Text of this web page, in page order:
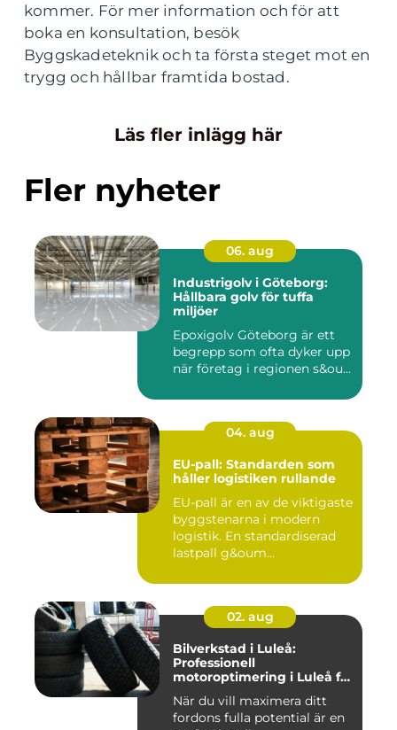
kommer. För mer information och för att
boka en konsultation, besök
Byggskadeteknik och ta första steget mot en
trygg och hållbar framtida bostad.
Läs fler inlägg här
Fler nyheter
06. aug
Industrigolv i Göteborg:
Hållbara golv för tuffa
miljöer
Epoxigolv Göteborg är ett
begrepp som ofta dyker upp
när företag i regionen s&ou...
04. aug
EU-pall: Standarden som
håller logistiken rullande
EU-pall är en av de viktigaste
byggstenarna i modern
logistik. En standardiserad
lastpall g&oum...
02. aug
Bilverkstad i Luleå:
Professionell
motoroptimering i Luleå för
När du vill maximera ditt
fordons fulla potential är en